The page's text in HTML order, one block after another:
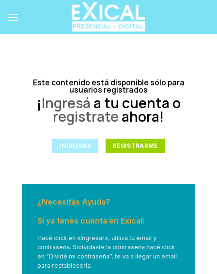
Este contenido está disponible sólo para
usuarios registrados
¡Ingresá a tu cuenta o
registrate ahora!
INGRESAR REGISTRARME
¿Necesitás Ayuda?
Si ya tenés cuenta en Exical:
Hacé click en «Ingresar», utiliza tu email y
contraseña. Siolvidaste la contraseña hacé click
en “Olvidé mi contraseña”, te va a llegar un email
para restablecerla.